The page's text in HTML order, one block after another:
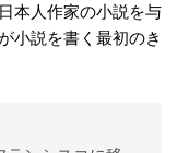
本人作家の小説を与
小説を書く最初のき